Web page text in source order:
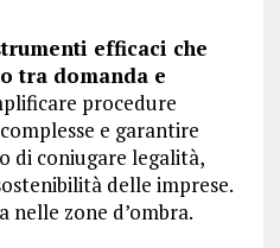
efficaci che
tra domanda e
procedure
e garantire
di coniugare legalità,
delle imprese.
zone d’ombra.